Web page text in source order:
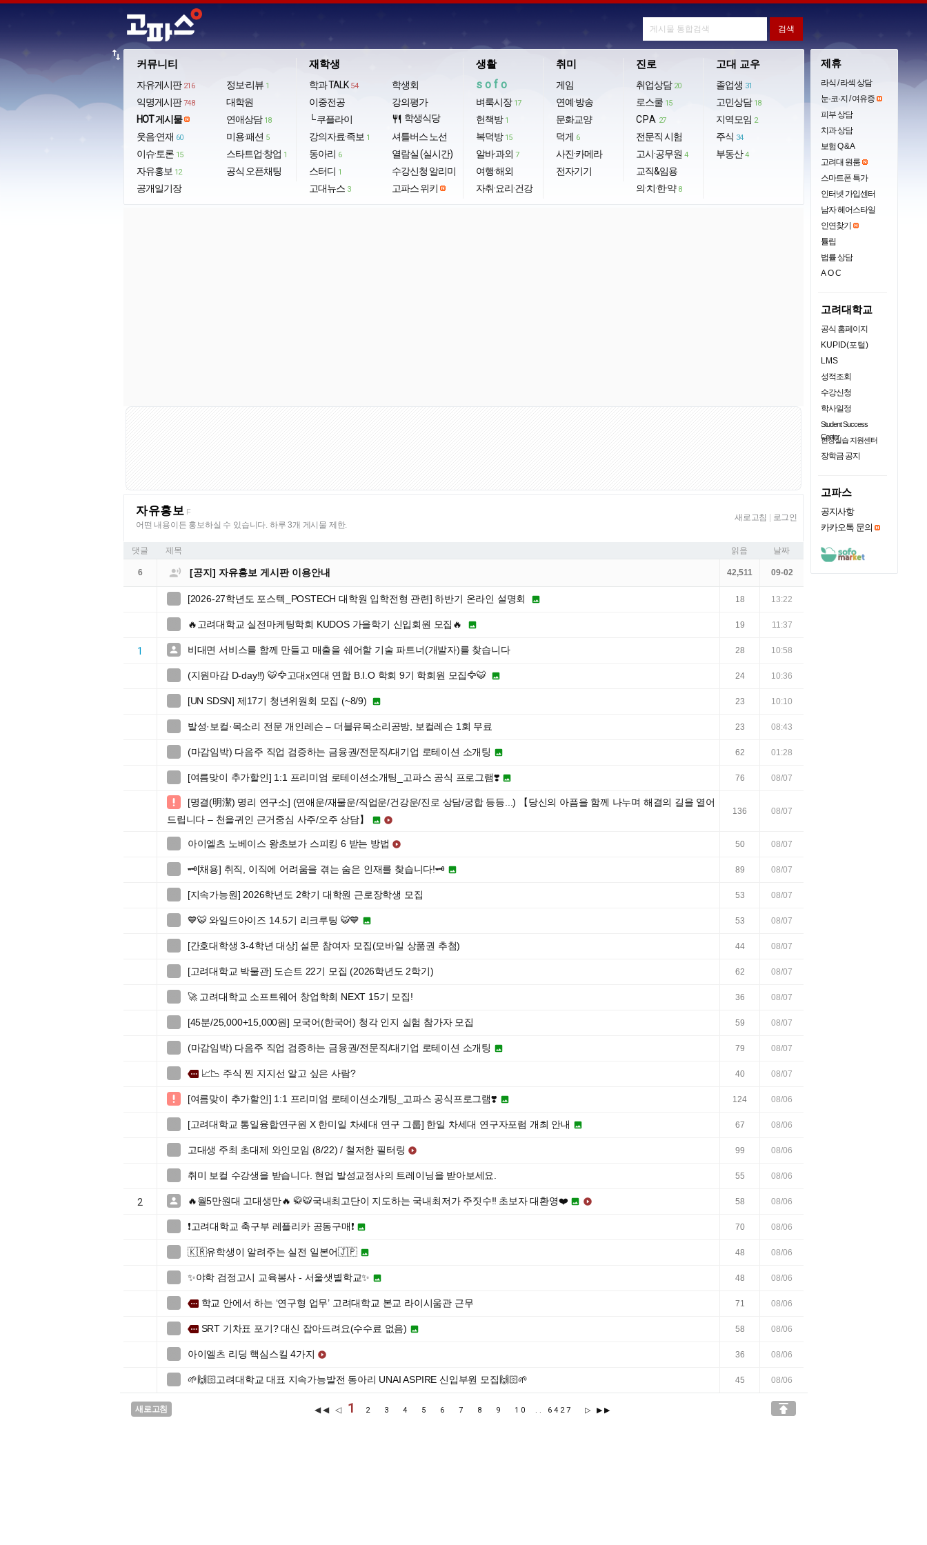
커뮤니티
자유게시판 216
익명게시판 748
HOT 게시물
웃음·연재 60
이슈·토론 15
자유홍보 12
공개일기장
정보·리뷰 1
대학원
연애상담 18
미용·패션 5
스타트업·창업 1
공식 오픈채팅
재학생
학과 TALK 54
이중전공
└ 쿠플라이
강의자료·족보 1
동아리 6
스터디 1
고대뉴스 3
학생회
강의평가
restaurant 학생식당
셔틀버스 노선
열람실 (실시간)
수강신청 알리미
고파스 위키
생활
sofo
벼룩시장 17
헌책방 1
복덕방 15
알바·과외 7
여행·해외
자취·요리·건강
취미
게임
연예·방송
문화교양
덕게 6
사진·카메라
전자기기
진로
취업상담 20
로스쿨 15
CPA 27
전문직 시험
고시·공무원 4
교직&임용
의·치·한·약 8
고대 교우
졸업생 31
고민상담 18
지역모임 2
주식 34
부동산 4
import_export
자유홍보 F
어떤 내용이든 홍보하실 수 있습니다. 하루 3개 게시물 제한.
새로고침 로그인
댓글 제목 읽음 날짜
6  [공지] 자유홍보 게시판 이용안내 42,511 09-02
[2026-27학년도 포스텍_POSTECH 대학원 입학전형 관련] 하반기 온라인 설명회  18 13:22
🔥고려대학교 실전마케팅학회 KUDOS 가을학기 신입회원 모집🔥  19 11:37
1  비대면 서비스를 함께 만들고 매출을 쉐어할 기술 파트너(개발자)를 찾습니다 28 10:58
(지원마감 D-day‼️) 🐯🦅고대x연대 연합 B.I.O 학회 9기 학회원 모집🦅🐯  24 10:36
[UN SDSN] 제17기 청년위원회 모집 (~8/9)  23 10:10
발성·보컬·목소리 전문 개인레슨 – 더블유목소리공방, 보컬레슨 1회 무료 23 08:43
(마감임박) 다음주 직업 검증하는 금융권/전문직/대기업 로테이션 소개팅  62 01:28
[여름맞이 추가할인] 1:1 프리미엄 로테이션소개팅_고파스 공식 프로그램❣️  76 08/07

[명결(明潔) 명리 연구소] (연애운/재물운/직업운/건강운/진로 상담/궁합 등등...) 【당신의 아픔을 함께 나누며 해결의 길을 열어
드립니다 – 천을귀인 근거중심 사주/오주 상담】
 
136 08/07
아이엘츠 노베이스 왕초보가 스피킹 6 받는 방법  50 08/07
🗝️[채용] 취직, 이직에 어려움을 겪는 숨은 인재를 찾습니다!🗝️  89 08/07
[지속가능원] 2026학년도 2학기 대학원 근로장학생 모집 53 08/07
💙🐯 와일드아이즈 14.5기 리크루팅 🐯💙  53 08/07
[간호대학생 3-4학년 대상] 설문 참여자 모집(모바일 상품권 추첨) 44 08/07
[고려대학교 박물관] 도슨트 22기 모집 (2026학년도 2학기) 62 08/07
🚀 고려대학교 소프트웨어 창업학회 NEXT 15기 모집! 36 08/07
[45분/25,000+15,000원] 모국어(한국어) 청각 인지 실험 참가자 모집 59 08/07
(마감임박) 다음주 직업 검증하는 금융권/전문직/대기업 로테이션 소개팅  79 08/07
more 📈📉 주식 찐 지지선 알고 싶은 사람? 40 08/07
 [여름맞이 추가할인] 1:1 프리미엄 로테이션소개팅_고파스 공식프로그램❣️  124 08/06
[고려대학교 통일융합연구원 X 한미일 차세대 연구 그룹] 한일 차세대 연구자포럼 개최 안내  67 08/06
고대생 주최 초대제 와인모임 (8/22) / 철저한 필터링  99 08/06
취미 보컬 수강생을 받습니다. 현업 발성교정사의 트레이닝을 받아보세요. 55 08/06
2  🔥월5만원대 고대생만🔥 🥋🐯국내최고단이 지도하는 국내최저가 주짓수‼️ 초보자 대환영❤️   58 08/06
❗️고려대학교 축구부 레플리카 공동구매❗️  70 08/06
🇰🇷유학생이 알려주는 실전 일본어🇯🇵  48 08/06
✨야학 검정고시 교육봉사 - 서울샛별학교✨  48 08/06
more 학교 안에서 하는 ‘연구형 업무’ 고려대학교 본교 라이시움관 근무 71 08/06
more SRT 기차표 포기? 대신 잡아드려요(수수료 없음)  58 08/06
아이엘츠 리딩 핵심스킬 4가지  36 08/06
🌱🙌🏻고려대학교 대표 지속가능발전 동아리 UNAI ASPIRE 신입부원 모집🙌🏻🌱 45 08/06
새로고침 ◀◀ ◁ 1 2 3 4 5 6 7 8 9 10 .. 6427 ▷ ▶▶ 
제휴
라식 / 라섹 상담
눈·코·지 / 여유증
피부 상담
치과 상담
보험 Q & A
고려대 원룸
스마트폰 특가
인터넷 가입센터
남자 헤어스타일
인연찾기
튤립
법률 상담
AOC
고려대학교
공식 홈페이지
KUPID(포털)
LMS
성적조회
수강신청
학사일정
Student Success
Center
현장실습 지원센터
장학금 공지
고파스
공지사항
카카오톡 문의